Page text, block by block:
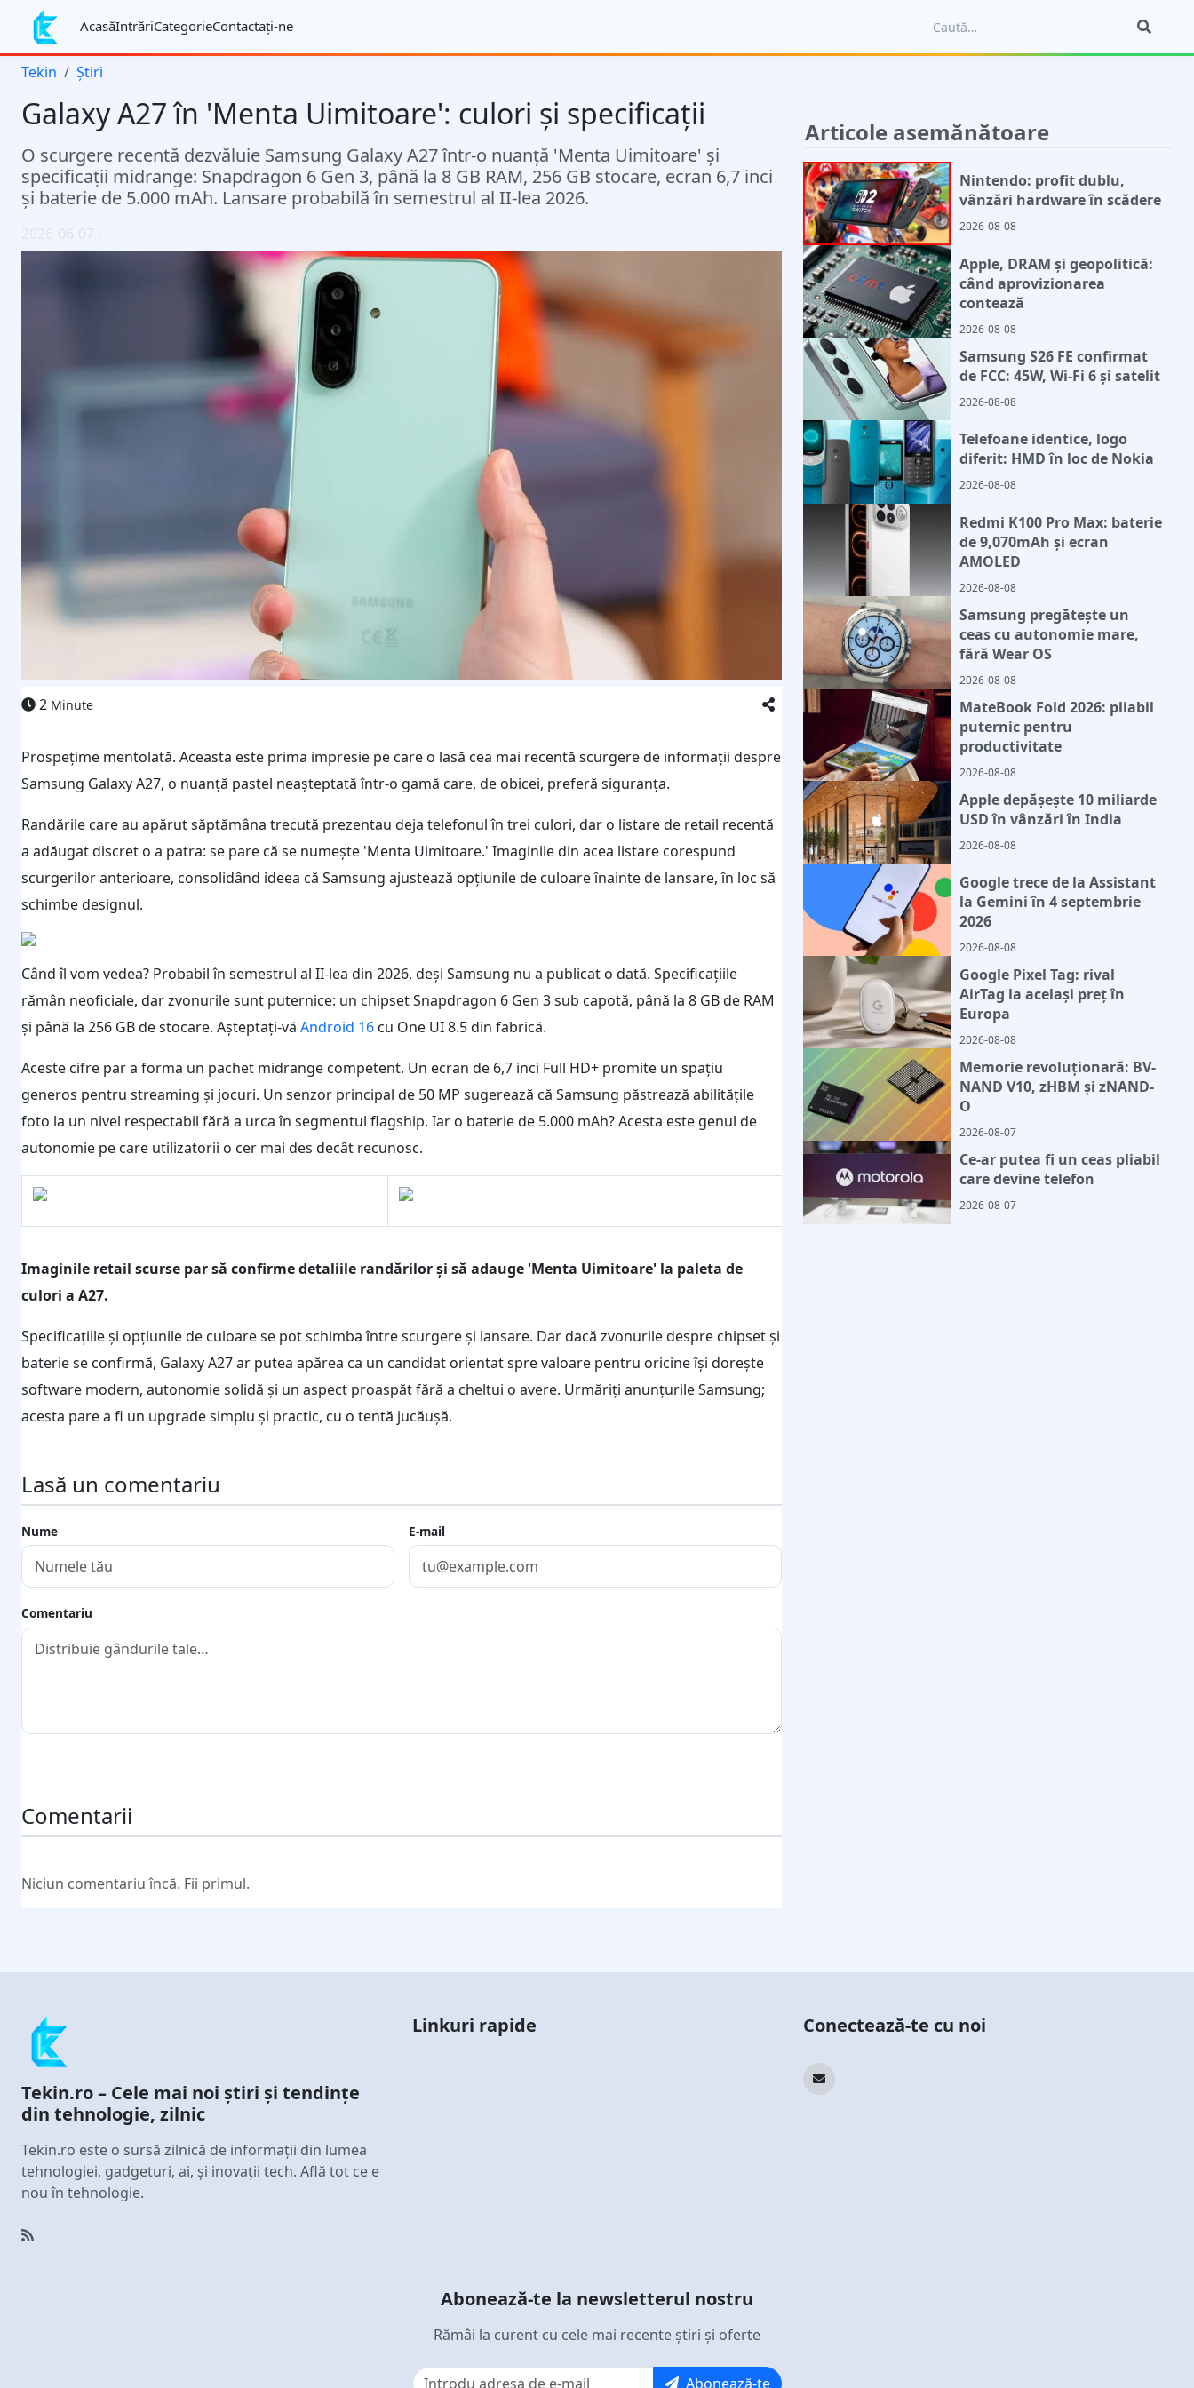
AcasăIntrăriCategorieContactaţi-ne
Tekin Știri
Galaxy A27 în 'Menta Uimitoare': culori și specificații
O scurgere recentă dezvăluie Samsung Galaxy A27 într-o nuanță 'Menta Uimitoare' și
specificații midrange: Snapdragon 6 Gen 3, până la 8 GB RAM, 256 GB stocare, ecran 6,7 inci
și baterie de 5.000 mAh. Lansare probabilă în semestrul al II-lea 2026.
2026-06-07 .
2 Minute
Prospețime mentolată. Aceasta este prima impresie pe care o lasă cea mai recentă scurgere de informații despre
Samsung Galaxy A27, o nuanță pastel neașteptată într-o gamă care, de obicei, preferă siguranța.
Randările care au apărut săptămâna trecută prezentau deja telefonul în trei culori, dar o listare de retail recentă
a adăugat discret o a patra: se pare că se numește 'Menta Uimitoare.' Imaginile din acea listare corespund
scurgerilor anterioare, consolidând ideea că Samsung ajustează opțiunile de culoare înainte de lansare, în loc să
schimbe designul.
Când îl vom vedea? Probabil în semestrul al II-lea din 2026, deși Samsung nu a publicat o dată. Specificațiile
rămân neoficiale, dar zvonurile sunt puternice: un chipset Snapdragon 6 Gen 3 sub capotă, până la 8 GB de RAM
și până la 256 GB de stocare. Așteptați-vă Android 16 cu One UI 8.5 din fabrică.
Aceste cifre par a forma un pachet midrange competent. Un ecran de 6,7 inci Full HD+ promite un spațiu
generos pentru streaming și jocuri. Un senzor principal de 50 MP sugerează că Samsung păstrează abilitățile
foto la un nivel respectabil fără a urca în segmentul flagship. Iar o baterie de 5.000 mAh? Acesta este genul de
autonomie pe care utilizatorii o cer mai des decât recunosc.
Imaginile retail scurse par să confirme detaliile randărilor și să adauge 'Menta Uimitoare' la paleta de
culori a A27.
Specificațiile și opțiunile de culoare se pot schimba între scurgere și lansare. Dar dacă zvonurile despre chipset și
baterie se confirmă, Galaxy A27 ar putea apărea ca un candidat orientat spre valoare pentru oricine își dorește
software modern, autonomie solidă și un aspect proaspăt fără a cheltui o avere. Urmăriți anunțurile Samsung;
acesta pare a fi un upgrade simplu și practic, cu o tentă jucăușă.
Lasă un comentariu
Nume E-mail
Comentariu
Comentarii
Niciun comentariu încă. Fii primul.
Articole asemănătoare
Nintendo: profit dublu,
vânzări hardware în scădere
2026-08-08
Apple, DRAM și geopolitică:
când aprovizionarea
contează
2026-08-08
Samsung S26 FE confirmat
de FCC: 45W, Wi-Fi 6 și satelit
2026-08-08
Telefoane identice, logo
diferit: HMD în loc de Nokia
2026-08-08
Redmi K100 Pro Max: baterie
de 9,070mAh și ecran
AMOLED
2026-08-08
Samsung pregătește un
ceas cu autonomie mare,
fără Wear OS
2026-08-08
MateBook Fold 2026: pliabil
puternic pentru
productivitate
2026-08-08
Apple depășește 10 miliarde
USD în vânzări în India
2026-08-08
Google trece de la Assistant
la Gemini în 4 septembrie
2026
2026-08-08
Google Pixel Tag: rival
AirTag la același preț în
Europa
2026-08-08
Memorie revoluționară: BV-
NAND V10, zHBM și zNAND-
O
2026-08-07
Ce-ar putea fi un ceas pliabil
care devine telefon
2026-08-07
Tekin.ro – Cele mai noi știri și tendințe
din tehnologie, zilnic
Tekin.ro este o sursă zilnică de informații din lumea
tehnologiei, gadgeturi, ai, și inovații tech. Află tot ce e
nou în tehnologie.
Linkuri rapide Conectează-te cu noi
Abonează-te la newsletterul nostru
Rămâi la curent cu cele mai recente știri și oferte
Abonează-te